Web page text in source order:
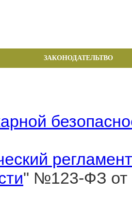
ЗАКОНОДАТЕЛЬТВО
" №123-ФЗ от